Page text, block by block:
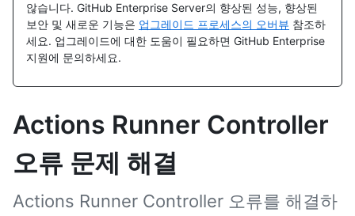
않습니다. GitHub Enterprise Server의 향상된 성능, 향상된
보안 및 새로운 기능은 업그레이드 프로세스의 오버뷰 참조하
세요. 업그레이드에 대한 도움이 필요하면 GitHub Enterprise
지원에 문의하세요.
Actions Runner Controller
오류 문제 해결
Actions Runner Controller 오류를 해결하